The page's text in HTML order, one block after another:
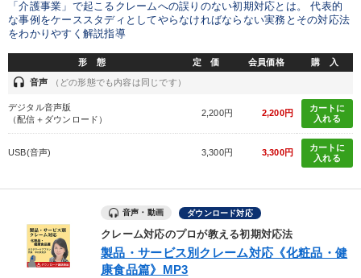
【12月】音声・映像
【3月】音声・映像 社員が自律的に動き出す組織づくり
【最新刊】精神科医・和田秀樹の「老いない力」＋健康な社長と
会社をつくる厳選講話
大竹愼一書籍
2026年夏季全国経営者セミナー収録講演ＣＤ・講演ＤＶＤ・デジ
【2月】音声・映像 井上和弘の財務力UP
経営戦略・経営実務 経済・景気・相場予測
「介護事業」で起こるクレームへの誤りのない初期対応とは。 代表的
な事例をケーススタディとしてやらなければならない実務とその対応法
をわかりやすく解説指導
形 態 定 価 会員価格 購 入
headset 音声 （どの形態でも内容は同じです）
デジタル音声版
（配信＋ダウンロード）
2,200円 2,200円
カートに
入れる
USB(音声) 3,300円 3,300円
カートに
入れる
音声・動画 ダウンロード対応
クレーム対応のプロが教える初期対応法
製品・サービス別クレーム対応《化粧品・健
康食品篇》MP3